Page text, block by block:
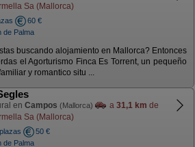
Sa (Mallorca)
60 €
de Palma
buscando alojamiento en Mallorca? Entonces
el Agorturismo Finca Es Torrent, un pequeño
y romantico situ ...
en Campos (Mallorca) a 31,1 km de
Sa (Mallorca)
50 €
de Palma